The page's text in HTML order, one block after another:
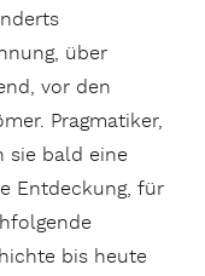
über
vor den
Pragmatiker,
sie bald eine
Entdeckung, für
bis heute